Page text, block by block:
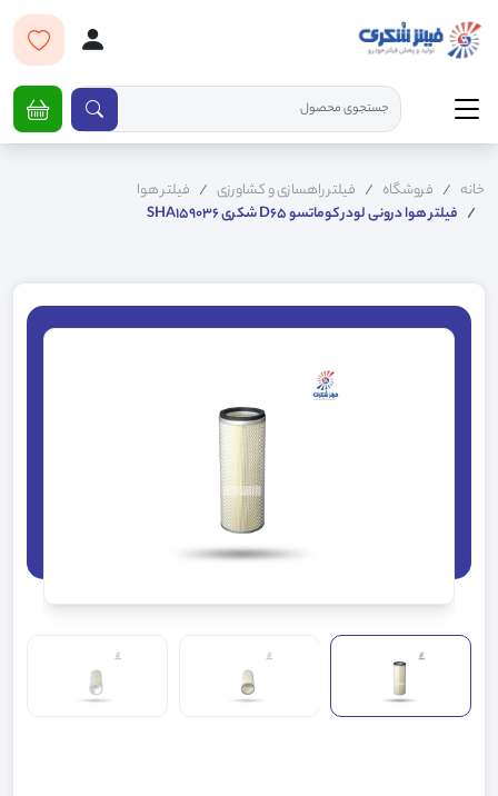
خانه فروشگاه فیلتر راهسازی و کشاورزی
فیلتر هوا
فیلتر هوا درونی لودر کوماتسو D65 شکری SHA159036